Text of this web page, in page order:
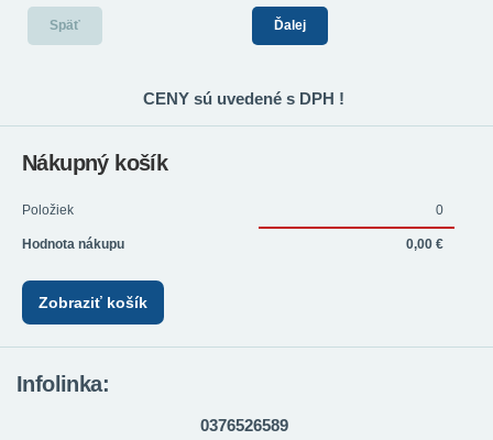
Späť Ďalej
CENY sú uvedené s DPH !
Nákupný košík
Položiek 0
Hodnota nákupu 0,00 €
Zobraziť košík
Infolinka:
0376526589